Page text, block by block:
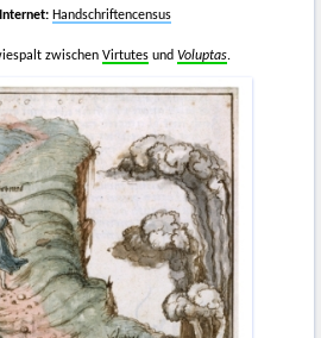
Handschriftencensus
zwischen Virtutes und Voluptas.